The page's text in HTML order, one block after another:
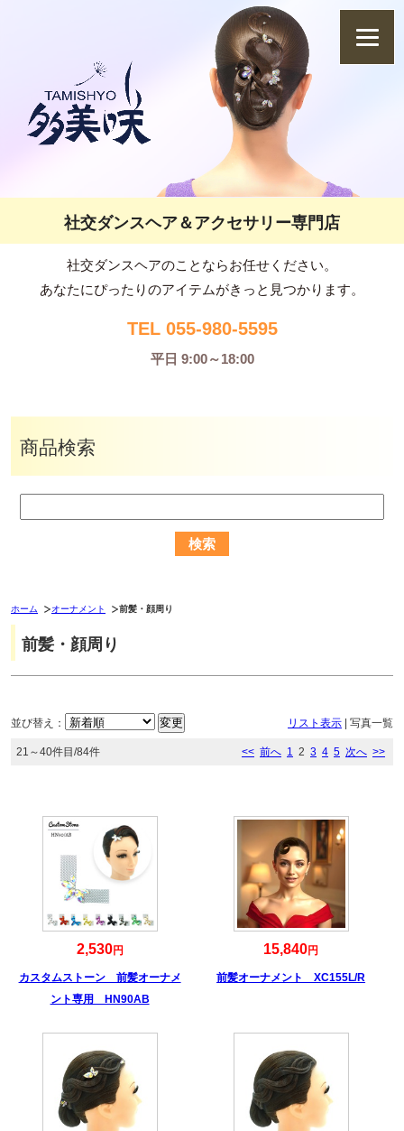
社交ダンスヘア＆アクセサリー専門店
社交ダンスヘアのことならお任せください。
あなたにぴったりのアイテムがきっと見つかります。
TEL 055-980-5595
平日 9:00～18:00
商品検索
ホーム オーナメント 前髪・顔周り
前髪・顔周り
リスト表示 写真一覧
並び替え：
<< 前へ 1 2 3 4 5 次へ >>
21～40件目/84件
2,530円
カスタムストーン 前髪オーナメ
ント専用 HN90AB
15,840円
前髪オーナメント XC155L/R